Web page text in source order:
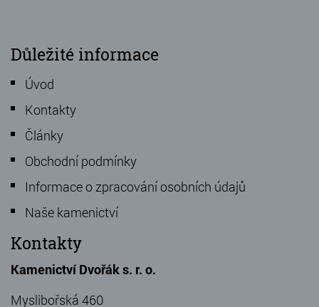
Důležité informace
Úvod
Kontakty
Články
Obchodní podmínky
Informace o zpracování osobních údajů
Naše kamenictví
Kontakty
Kamenictví Dvořák s. r. o.
Myslibořská 460